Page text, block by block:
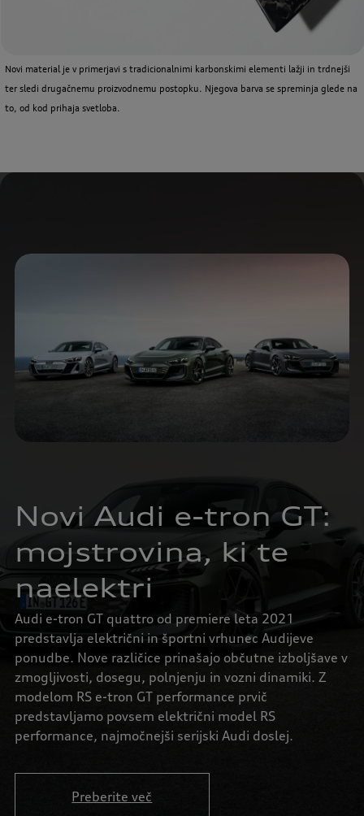
Novi material je v primerjavi s tradicionalnimi karbonskimi elementi lažji in trdnejši
ter sledi drugačnemu proizvodnemu postopku. Njegova barva se spreminja glede na
to, od kod prihaja svetloba.
Novi Audi e-tron GT:
mojstrovina, ki te
naelektri
Audi e-tron GT quattro od premiere leta 2021
predstavlja električni in športni vrhunec Audijeve
ponudbe. Nove različice prinašajo občutne izboljšave v
zmogljivosti, dosegu, polnjenju in vozni dinamiki. Z
modelom RS e-tron GT performance prvič
predstavljamo povsem električni model RS
performance, najmočnejši serijski Audi doslej.
Preberite več